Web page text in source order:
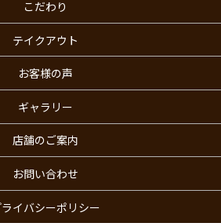
こだわり
テイクアウト
お客様の声
ギャラリー
店舗のご案内
お問い合わせ
イバシーポリシー